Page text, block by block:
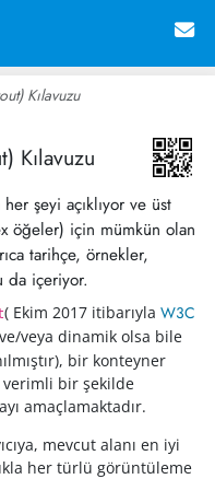
Kılavuzu
Kılavuzu
şeyi açıklıyor ve üst
öğeler) için mümkün olan
tarihçe, örnekler,
da içeriyor.
( Ekim 2017 itibarıyla W3C
veya dinamik olsa bile
bir konteyner
verimli bir şekilde
amaçlamaktadır.
mevcut alanı en iyi
her türlü görüntüleme